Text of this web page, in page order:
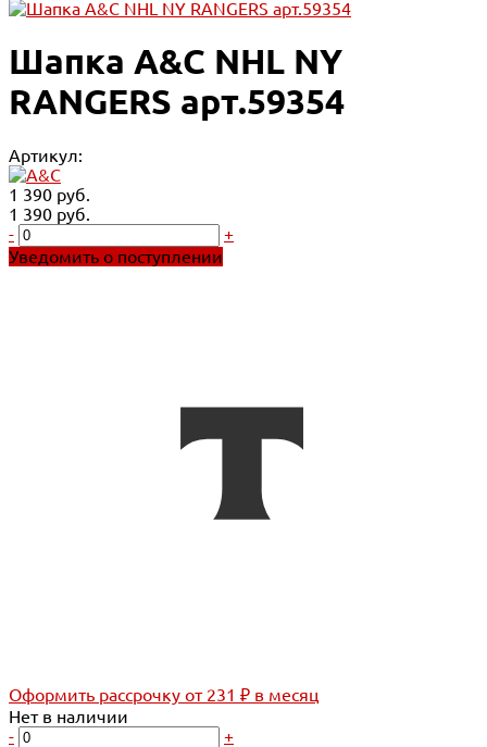
Шапка A&C NHL NY
RANGERS арт.59354
Артикул:
1 390 руб.
1 390 руб.
-
+
Уведомить о поступлении
Оформить рассрочку от 231 ₽ в месяц
Нет в наличии
-
+